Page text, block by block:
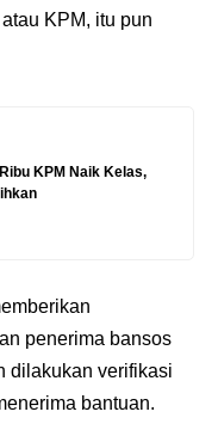
KPM, itu pun
KPM Naik Kelas,
penerima bansos
dilakukan verifikasi
bantuan.